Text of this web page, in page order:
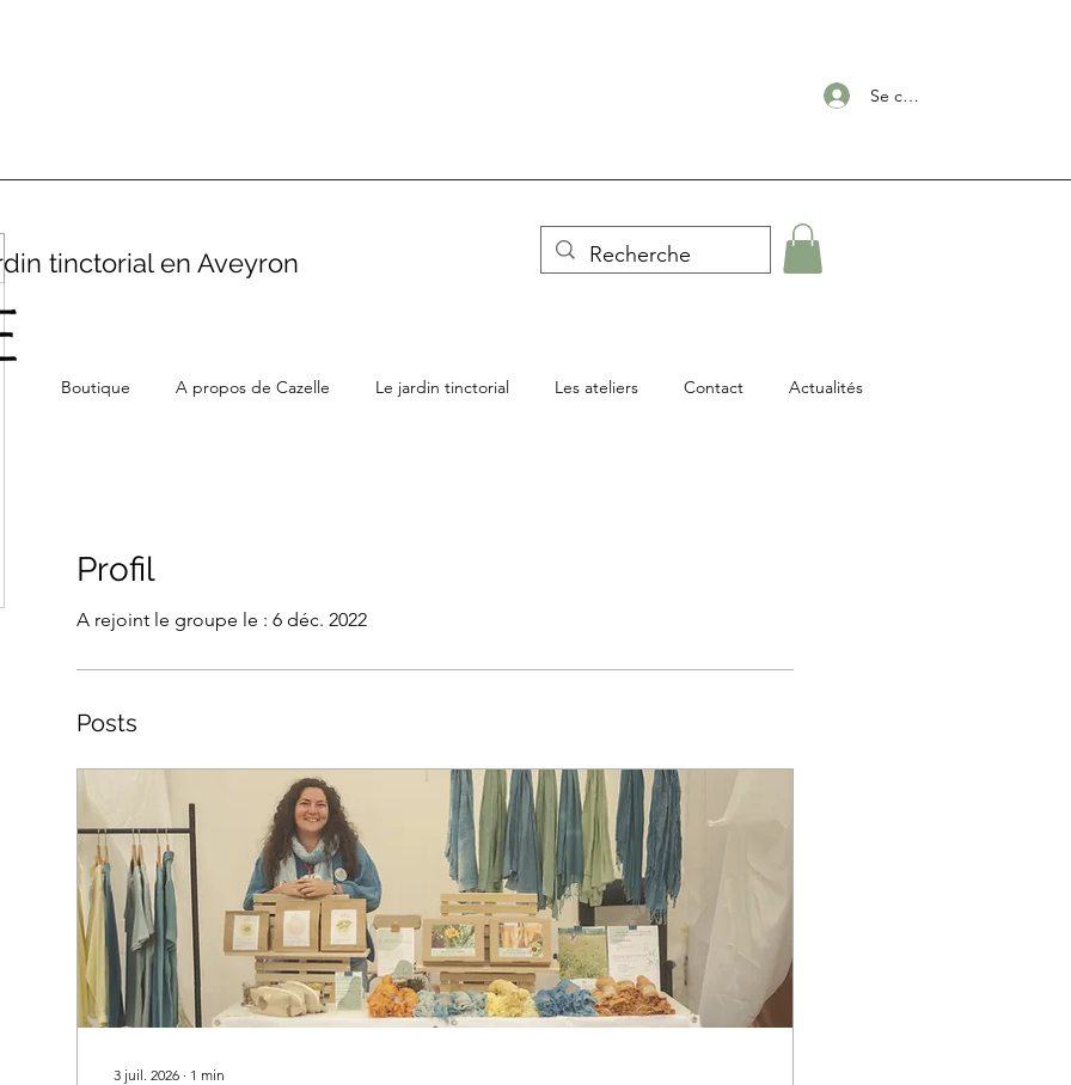
Se connecter
tinctorial en Aveyron
Boutique A propos de Cazelle Le jardin tinctorial Les ateliers Contact Actualités
Profil
A rejoint le groupe le : 6 déc. 2022
Posts
3 juil. 2026 ∙ 1 min